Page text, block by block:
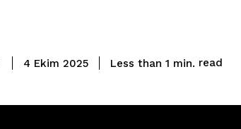
4 Ekim 2025 Less than 1 min. read